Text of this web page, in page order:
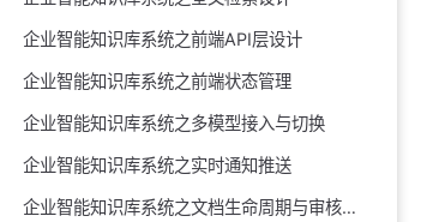
企业智能知识库系统之前端API层设计
企业智能知识库系统之前端状态管理
企业智能知识库系统之多模型接入与切换
企业智能知识库系统之实时通知推送
企业智能知识库系统之文档生命周期与审核闭环